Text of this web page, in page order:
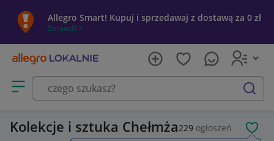
Allegro Smart! Kupuj i sprzedawaj z dostawą za 0 zł
Sprawdź »
Otwórz menu z kategoriami
szukaj
Kolekcje i sztuka Chełmża229 ogłoszeń